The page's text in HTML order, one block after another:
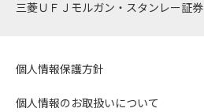
三菱ＵＦＪモルガン・スタンレー証券
個人情報保護方針
個人情報のお取扱いについて